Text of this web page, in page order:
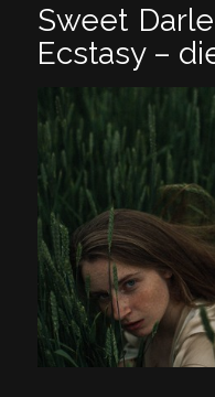
Sweet
Ecstasy –